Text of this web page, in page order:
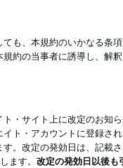
も、本規約のいかなる条
約の当事者に誘導し、解
・サイト上に改定のお知
ト・アカウントに登録さ
。改定の発効日は、記載
ます。 改定の発効日以後も